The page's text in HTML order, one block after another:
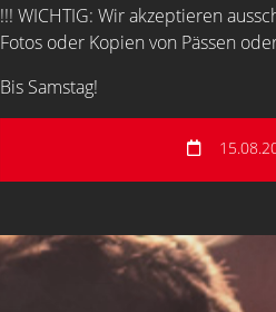
!!! WICHTIG: Wir akzeptieren
Fotos oder Kopien von Pässen
Bis Samstag!